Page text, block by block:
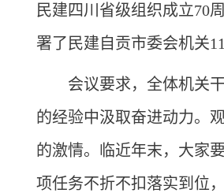
民建四川省级组织成立70
署了民建自贡市委会机关
会议要求，全体机关
的经验中汲取奋进动力。
的激情。临近年末，大家
项任务不折不扣落实到位